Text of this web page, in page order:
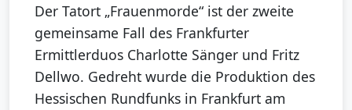
Der Tatort „Frauenmorde“ ist der zweite
gemeinsame Fall des Frankfurter
Ermittlerduos Charlotte Sänger und Fritz
Dellwo. Gedreht wurde die Produktion des
Hessischen Rundfunks in Frankfurt am